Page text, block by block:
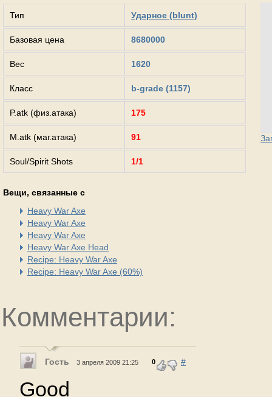
Тип Ударное (blunt)
Базовая цена 8680000
Вес 1620
Класс b-grade (1157)
P.atk (физ.атака) 175
M.atk (маг.атака) 91
Soul/Spirit Shots 1/1
Вещи, связанные с
Heavy War Axe
Heavy War Axe
Heavy War Axe
Heavy War Axe Head
Recipe: Heavy War Axe
Recipe: Heavy War Axe (60%)
Комментарии:
Гость 3 апреля 2009 21:25 0 #
Good